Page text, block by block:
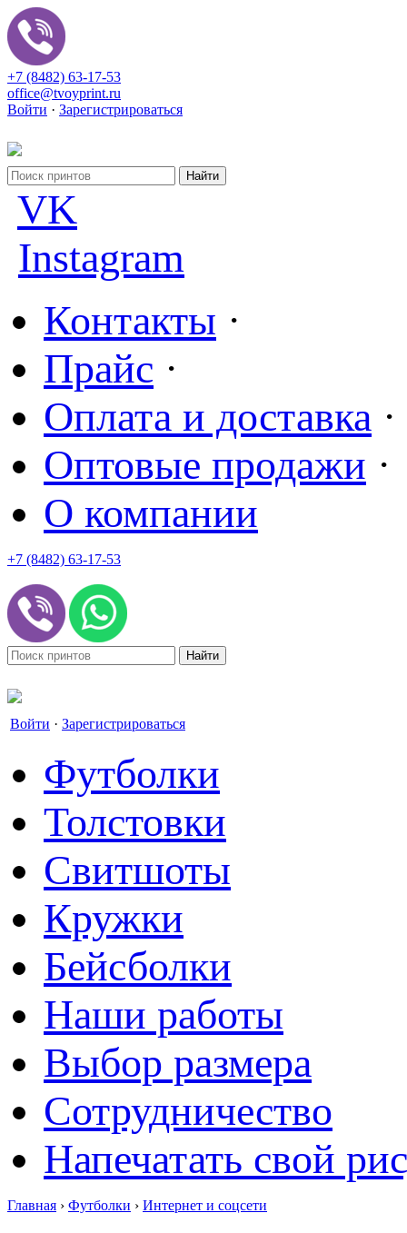
+7 (8482) 63-17-53
office@tvoyprint.ru
Войти · Зарегистрироваться
VK
Instagram
Контакты ·
Прайс ·
Оплата и доставка ·
Оптовые продажи ·
О компании
+7 (8482) 63-17-53
Войти · Зарегистрироваться
Футболки
Толстовки
Свитшоты
Кружки
Бейсболки
Наши работы
Выбор размера
Сотрудничество
Напечатать свой
Главная › Футболки › Интернет и соцсети